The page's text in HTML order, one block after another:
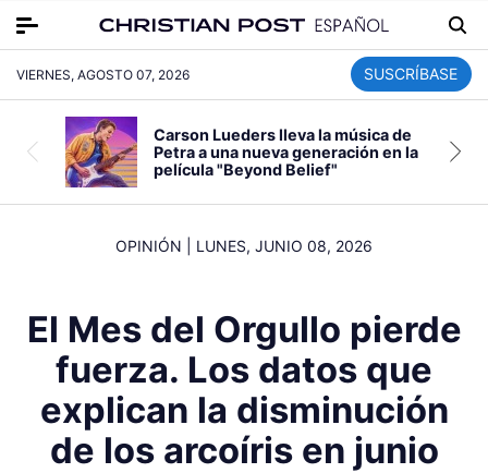
VIERNES, AGOSTO 07, 2026 SUSCRÍBASE
Carson Lueders lleva la música de
Petra a una nueva generación en la
película "Beyond Belief"
OPINIÓN LUNES, JUNIO 08, 2026
El Mes del Orgullo pierde
fuerza. Los datos que
explican la disminución
de los arcoíris en junio